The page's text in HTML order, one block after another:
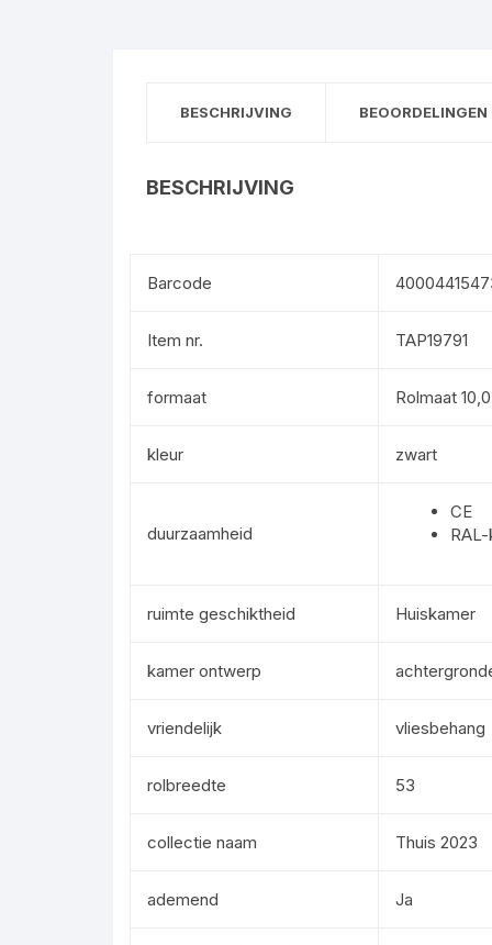
BESCHRIJVING
BESCHRIJVING
Barcode
Item nr. TAP19791
formaat Rolmaat
kleur zwart
duurzaamheid
CE
ruimte geschiktheid Huiskamer
kamer ontwerp
vriendelijk vliesbehang
rolbreedte 53
collectie naam Thuis 2023
ademend Ja